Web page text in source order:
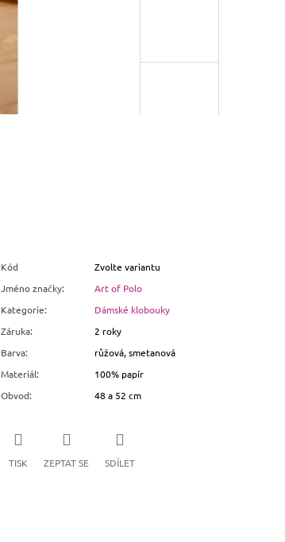
Kód
Zvolte variantu
Jméno značky:
Art of Polo
Kategorie:
Dámské klobouky
Záruka:
2 roky
Barva:
růžová, smetanová
Materiál:
100% papír
Obvod: 48 a 52 cm
TISK ZEPTAT SE SDÍLET